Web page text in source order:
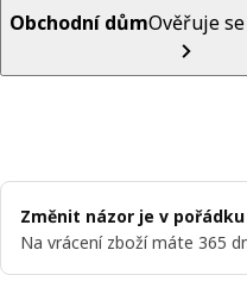
Obchodní důmOvěřuje
Změnit názor je v pořádku
Na vrácení zboží máte 365